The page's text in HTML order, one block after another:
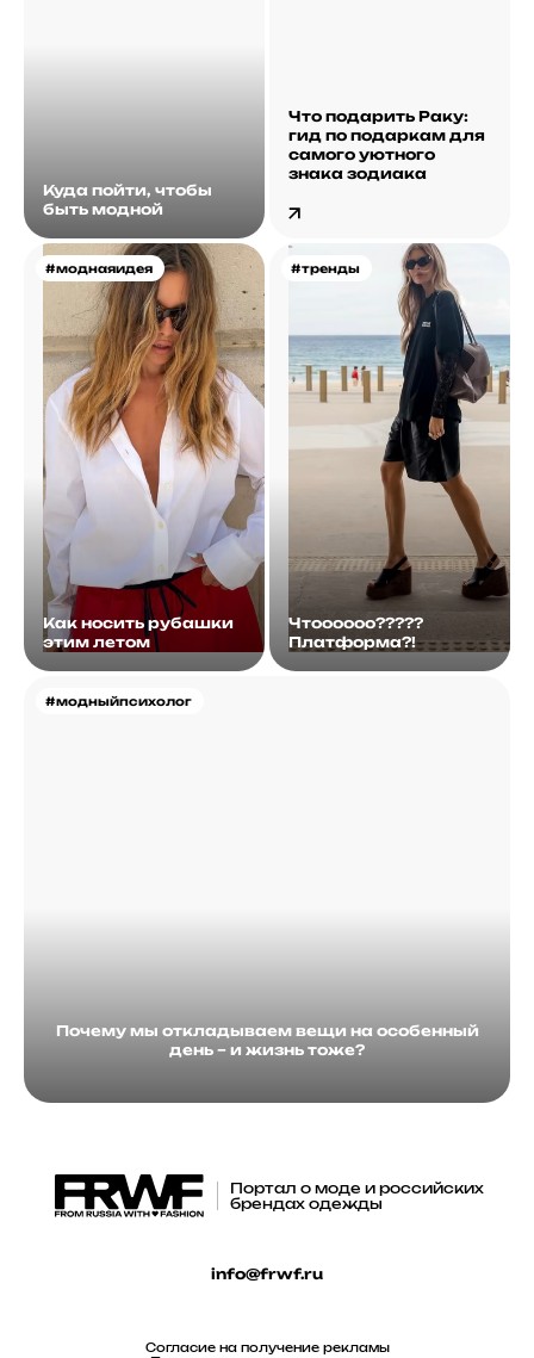
Куда пойти, чтобы
быть модной
Что подарить Раку:
гид по подаркам для
самого уютного
знака зодиака
#моднаяидея
Как носить рубашки
этим летом
#тренды
Чтоооооо?????
Платформа?!
#модныйпсихолог
Почему мы откладываем вещи на особенный
день – и жизнь тоже?
Портал о моде и российских
брендах одежды
info@frwf.ru
Согласие на получение рекламы